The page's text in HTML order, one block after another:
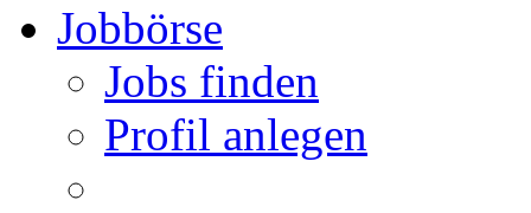
Jobbörse
Jobs finden
Profil anlegen